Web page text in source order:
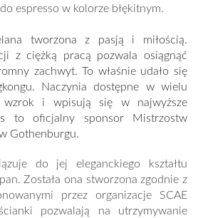
espresso w kolorze błękitnym.
tworzona z pasją i miłością.
z ciężką pracą pozwala osiągnąć
zachwyt. To właśnie udało się
Naczynia dostępne w wielu
wzrok i wpisują się w najwyższe
to oficjalny sponsor Mistrzostw
Gothenburgu.
do jej eleganckiego kształtu
Została ona stworzona zgodnie z
przez organizacje SCAE
pozwalają na utrzymywanie